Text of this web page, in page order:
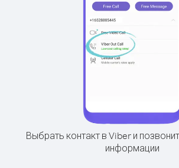
Выбрать контакт в Viber и
информации